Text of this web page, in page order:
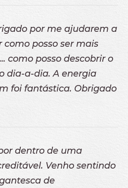
por me ajudarem a
como posso ser mais
como posso descobrir o
dia-a-dia. A energia
foi fantástica. Obrigado
dentro de uma
Venho sentindo
de